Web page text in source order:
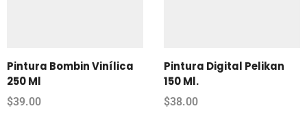
Pintura Bombin Vinílica
250 Ml
$39.00
Pintura Digital Pelikan
150 Ml.
$38.00